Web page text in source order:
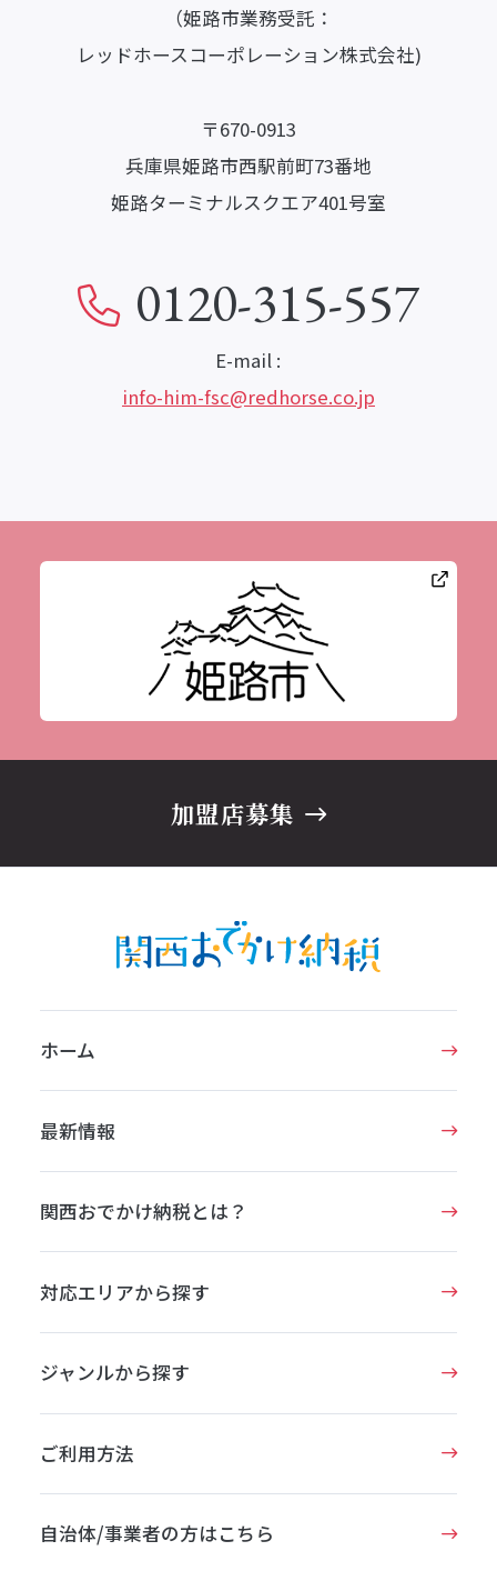
（姫路市業務受託：
レッドホースコーポレーション株式会社)
〒670-0913
兵庫県姫路市西駅前町73番地
姫路ターミナルスクエア401号室
0120-315-557
E-mail :
info-him-fsc@redhorse.co.jp
加盟店募集
ホーム
最新情報
関西おでかけ納税とは？
対応エリアから探す
ジャンルから探す
ご利用方法
自治体/事業者の方はこちら